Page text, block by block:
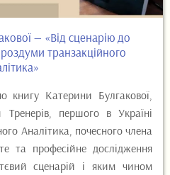
— «Від сценарію до
транзакційного
книгу Катерини Булгакової,
першого в Україні
Аналітика, почесного члена
та професійне дослідження
сценарій і яким чином